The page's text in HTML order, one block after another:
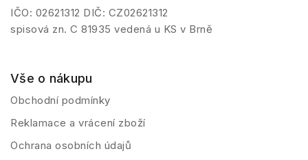
IČO: 02621312 DIČ: CZ02621312
spisová zn. C 81935 vedená u KS v Brně
Vše o nákupu
Obchodní podmínky
Reklamace a vrácení zboží
Ochrana osobních údajů